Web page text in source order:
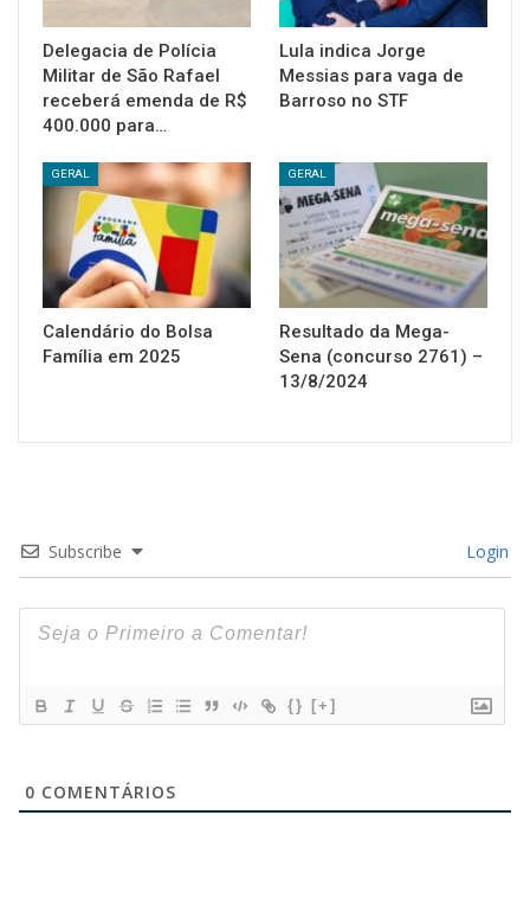
Delegacia de Polícia
Militar de São Rafael
receberá emenda de R$
400.000 para…
Lula indica Jorge
Messias para vaga de
Barroso no STF
GERAL
Calendário do Bolsa
Família em 2025
GERAL
Resultado da Mega-
Sena (concurso 2761) –
13/8/2024
Subscribe Login
{} [+]
0 COMENTÁRIOS